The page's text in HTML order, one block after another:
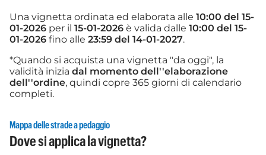
Una vignetta ordinata ed elaborata alle 10:00 del 15-
01-2026 per il 15-01-2026 è valida dalle 10:00 del 15-
01-2026 fino alle 23:59 del 14-01-2027.
*Quando si acquista una vignetta "da oggi", la
validità inizia dal momento dell''elaborazione
dell''ordine, quindi copre 365 giorni di calendario
completi.
Mappa delle strade a pedaggio
Dove si applica la vignetta?